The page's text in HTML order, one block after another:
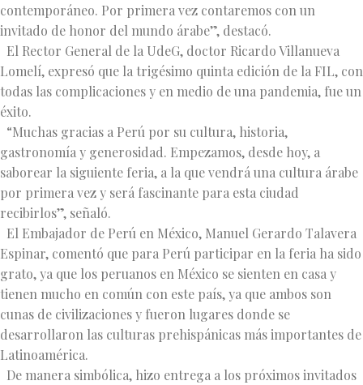
contemporáneo. Por primera vez contaremos con un
invitado de honor del mundo árabe”, destacó.
El Rector General de la UdeG, doctor Ricardo Villanueva
Lomelí, expresó que la trigésimo quinta edición de la FIL, con
todas las complicaciones y en medio de una pandemia, fue un
éxito.
“Muchas gracias a Perú por su cultura, historia,
gastronomía y generosidad. Empezamos, desde hoy, a
saborear la siguiente feria, a la que vendrá una cultura árabe
por primera vez y será fascinante para esta ciudad
recibirlos”, señaló.
El Embajador de Perú en México, Manuel Gerardo Talavera
Espinar, comentó que para Perú participar en la feria ha sido
grato, ya que los peruanos en México se sienten en casa y
tienen mucho en común con este país, ya que ambos son
cunas de civilizaciones y fueron lugares donde se
desarrollaron las culturas prehispánicas más importantes de
Latinoamérica.
De manera simbólica, hizo entrega a los próximos invitados